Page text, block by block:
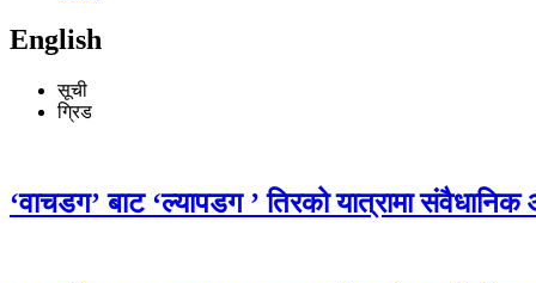
English
सूची
ग्रिड
‘वाचडग’ बाट ‘ल्यापडग ’ तिरको यात्रामा